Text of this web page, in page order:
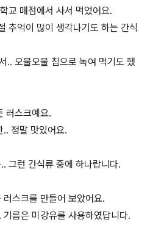
교 매점에서 사서 먹었어요.
추억이 많이 생각나기도 하는 간식
.. 오물오물 침으로 녹여 먹기도 했
러스크예요.
.. 정말 맛있어요.
그런 간식류 중에 하나랍니다.
스크를 만들어 보았어요.
름은 미강유를 사용하였답니다.